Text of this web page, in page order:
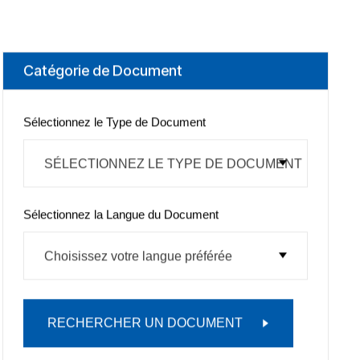
Catégorie de Document
Sélectionnez le Type de Document
SÉLECTIONNEZ LE TYPE DE DOCUMENT
Sélectionnez la Langue du Document
Choisissez votre langue préférée
RECHERCHER UN DOCUMENT